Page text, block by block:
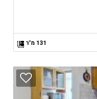
131 מ"ר